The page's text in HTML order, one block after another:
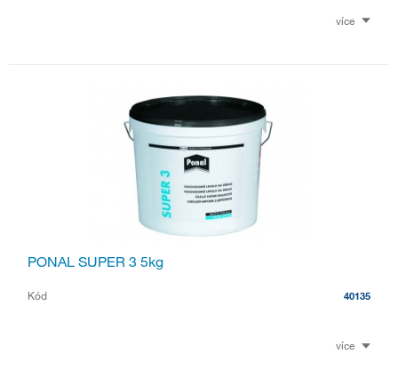
více
PONAL SUPER 3 5kg
Kód 40135
více